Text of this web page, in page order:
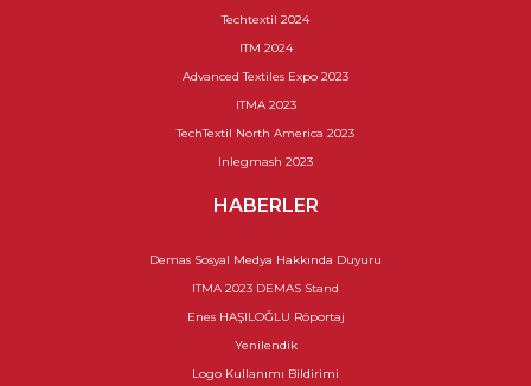
Techtextil 2024
ITM 2024
Advanced Textiles Expo 2023
ITMA 2023
TechTextil North America 2023
Inlegmash 2023
HABERLER
Demas Sosyal Medya Hakkında Duyuru
ITMA 2023 DEMAS Stand
Enes HAŞILOĞLU Röportaj
Yenilendik
Logo Kullanımı Bildirimi